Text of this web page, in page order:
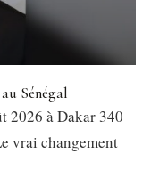
Sénégal
2026 à Dakar 340
vrai changement